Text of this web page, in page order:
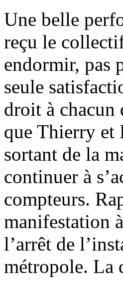
Une belle
reçu le
endormir, pas
seule
droit à chacun
que Thierry et
sortant de la
continuer à
compteurs.
manifestation
l’arrêt de
métropole. La